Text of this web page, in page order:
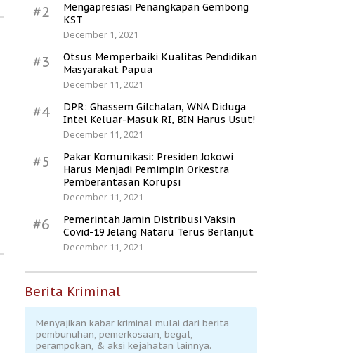
#2
Mengapresiasi Penangkapan Gembong
KST
December 1, 2021
#3
Otsus Memperbaiki Kualitas Pendidikan
Masyarakat Papua
December 11, 2021
#4
DPR: Ghassem Gilchalan, WNA Diduga
Intel Keluar-Masuk RI, BIN Harus Usut!
December 11, 2021
#5
Pakar Komunikasi: Presiden Jokowi
Harus Menjadi Pemimpin Orkestra
Pemberantasan Korupsi
December 11, 2021
#6
Pemerintah Jamin Distribusi Vaksin
Covid-19 Jelang Nataru Terus Berlanjut
December 11, 2021
Berita Kriminal
Menyajikan kabar kriminal mulai dari berita
pembunuhan, pemerkosaan, begal,
perampokan, & aksi kejahatan lainnya.